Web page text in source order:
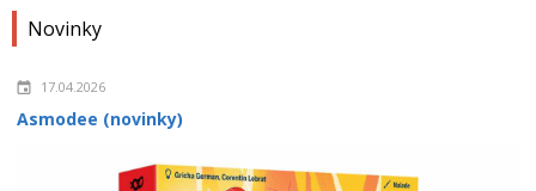
Novinky
17.04.2026
Asmodee (novinky)